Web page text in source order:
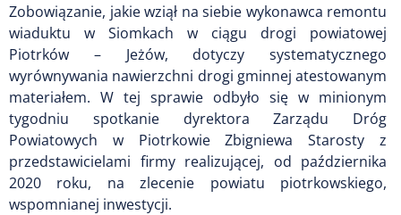
Zobowiązanie, jakie wziął na siebie wykonawca remontu
wiaduktu w Siomkach w ciągu drogi powiatowej
Piotrków – Jeżów, dotyczy systematycznego
wyrównywania nawierzchni drogi gminnej atestowanym
materiałem. W tej sprawie odbyło się w minionym
tygodniu spotkanie dyrektora Zarządu Dróg
Powiatowych w Piotrkowie Zbigniewa Starosty z
przedstawicielami firmy realizującej, od października
2020 roku, na zlecenie powiatu piotrkowskiego,
wspomnianej inwestycji.